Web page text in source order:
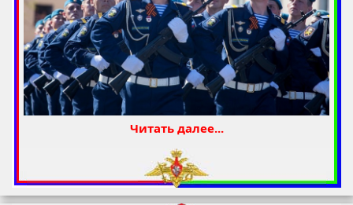
Читать далее...